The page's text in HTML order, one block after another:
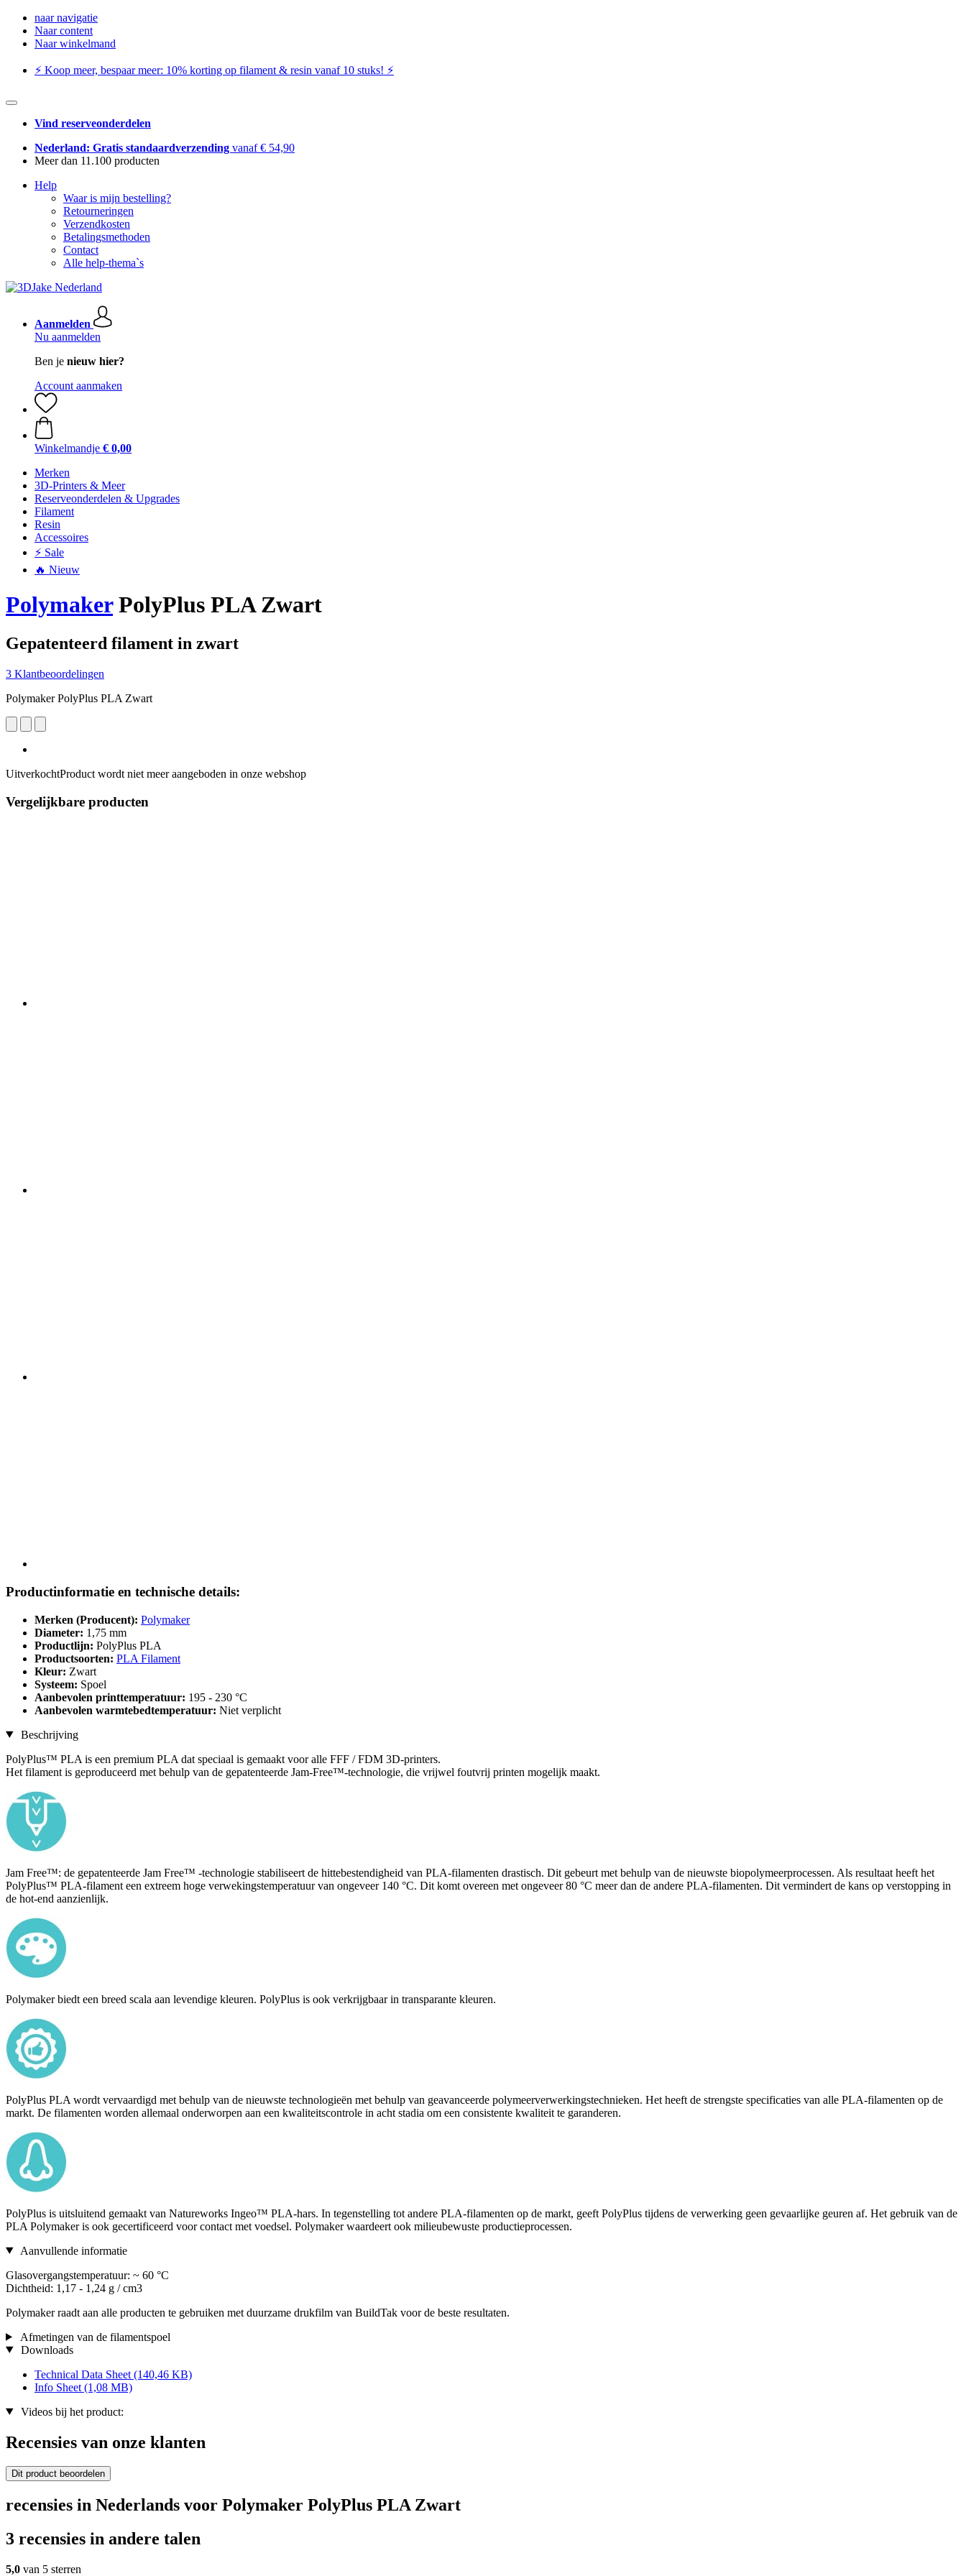
naar navigatie
Naar content
Naar winkelmand
⚡️ Koop meer, bespaar meer: ​​10% korting op filament & resin vanaf 10 stuks! ⚡️
Vind reserveonderdelen
Nederland: Gratis standaardverzending vanaf € 54,90
Meer dan 11.100 producten
Help
Waar is mijn bestelling?
Retourneringen
Verzendkosten
Betalingsmethoden
Contact
Alle help-thema`s
Aanmelden
Nu aanmelden
Ben je nieuw hier?
Account aanmaken
Winkelmandje € 0,00
Merken
3D-Printers & Meer
Reserveonderdelen & Upgrades
Filament
Resin
Accessoires
⚡ Sale
🔥 Nieuw
PolymakerPolyPlus PLA Zwart
Gepatenteerd filament in zwart
3 Klantbeoordelingen
Polymaker PolyPlus PLA Zwart
UitverkochtProduct wordt niet meer aangeboden in onze webshop
Vergelijkbare producten
Productinformatie en technische details:
Merken (Producent): Polymaker
Diameter: 1,75 mm
Productlijn: PolyPlus PLA
Productsoorten: PLA Filament
Kleur: Zwart
Systeem: Spoel
Aanbevolen printtemperatuur: 195 - 230 °C
Aanbevolen warmtebedtemperatuur: Niet verplicht
Beschrijving
PolyPlus™ PLA is een premium PLA dat speciaal is gemaakt voor alle FFF / FDM 3D-printers.
Het filament is geproduceerd met behulp van de gepatenteerde Jam-Free™-technologie, die vrijwel foutvrij printen mogelijk maakt.
Jam Free™: de gepatenteerde Jam Free™ -technologie stabiliseert de hittebestendigheid van PLA-filamenten drastisch. Dit gebeurt met behulp van de nieuwste biopolymeerprocessen. Als resultaat heeft het
PolyPlus™ PLA-filament een extreem hoge verwekingstemperatuur van ongeveer 140 °C. Dit komt overeen met ongeveer 80 °C meer dan de andere PLA-filamenten. Dit vermindert de kans op verstopping in
de hot-end aanzienlijk.
Polymaker biedt een breed scala aan levendige kleuren. PolyPlus is ook verkrijgbaar in transparante kleuren.
PolyPlus PLA wordt vervaardigd met behulp van de nieuwste technologieën met behulp van geavanceerde polymeerverwerkingstechnieken. Het heeft de strengste specificaties van alle PLA-filamenten op de
markt. De filamenten worden allemaal onderworpen aan een kwaliteitscontrole in acht stadia om een consistente kwaliteit te garanderen.
PolyPlus is uitsluitend gemaakt van Natureworks Ingeo™ PLA-hars. In tegenstelling tot andere PLA-filamenten op de markt, geeft PolyPlus tijdens de verwerking geen gevaarlijke geuren af. Het gebruik van de
PLA Polymaker is ook gecertificeerd voor contact met voedsel. Polymaker waardeert ook milieubewuste productieprocessen.
Aanvullende informatie
Glasovergangstemperatuur: ~ 60 °C
Dichtheid: 1,17 - 1,24 g / cm3
Polymaker raadt aan alle producten te gebruiken met duurzame drukfilm van BuildTak voor de beste resultaten.
Afmetingen van de filamentspoel
Downloads
Technical Data Sheet (140,46 KB)
Info Sheet (1,08 MB)
Videos bij het product:
Recensies van onze klanten
Dit product beoordelen
recensies in Nederlands voor Polymaker PolyPlus PLA Zwart
3 recensies in andere talen
5,0 van 5 sterren